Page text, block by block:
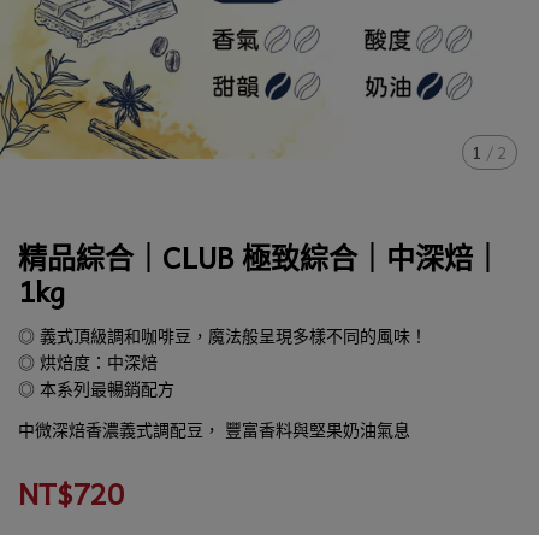
1 /2
精品綜合｜CLUB 極致綜合｜中深焙｜
1kg
◎ 義式頂級調和咖啡豆，魔法般呈現多樣不同的風味！
◎ 烘焙度：中深焙
◎ 本系列最暢銷配方
中微深焙香濃義式調配豆， 豐富香料與堅果奶油氣息
NT$720